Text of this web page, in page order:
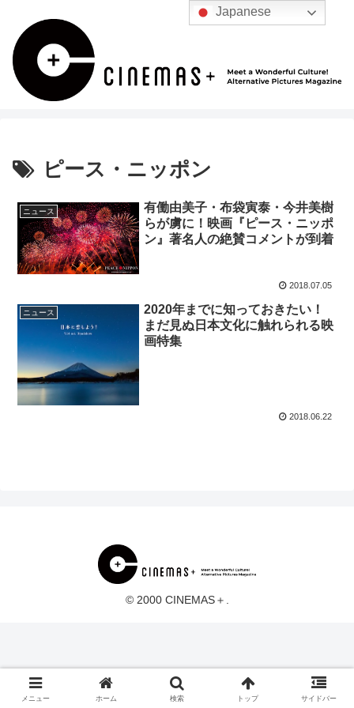
ピース・ニッポン
ニュース
有働由美子・布袋寅泰・今井美樹
らが虜に！映画『ピース・ニッポ
ン』著名人の絶賛コメントが到着
2018.07.05
ニュース
2020年までに知っておきたい！
まだ見ぬ日本文化に触れられる映
画特集
2018.06.22
© 2000 CINEMAS＋.
メニュー ホーム 検索 トップ サイドバー
Japanese